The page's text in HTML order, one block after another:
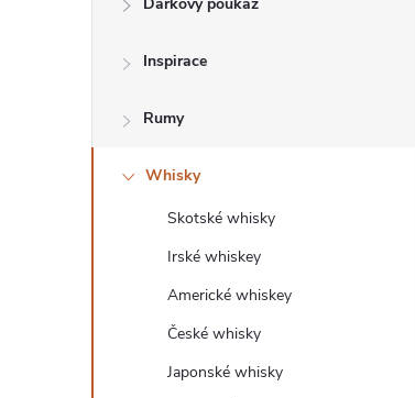
A
Inspirace
Rumy
Whisky
Skotské whisky
Irské whiskey
Americké whiskey
České whisky
Japonské whisky